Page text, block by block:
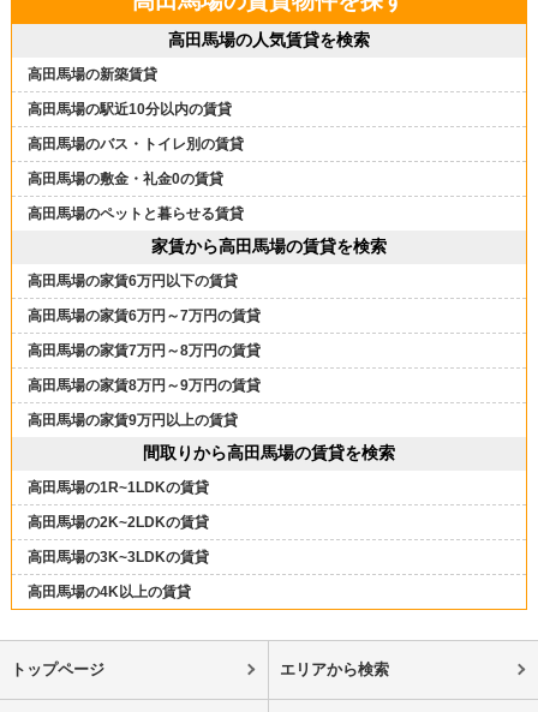
高田馬場の人気賃貸を検索
高田馬場の新築賃貸
高田馬場の駅近10分以内の賃貸
高田馬場のバス・トイレ別の賃貸
高田馬場の敷金・礼金0の賃貸
高田馬場のペットと暮らせる賃貸
家賃から高田馬場の賃貸を検索
高田馬場の家賃6万円以下の賃貸
高田馬場の家賃6万円～7万円の賃貸
高田馬場の家賃7万円～8万円の賃貸
高田馬場の家賃8万円～9万円の賃貸
高田馬場の家賃9万円以上の賃貸
間取りから高田馬場の賃貸を検索
高田馬場の1R~1LDKの賃貸
高田馬場の2K~2LDKの賃貸
高田馬場の3K~3LDKの賃貸
高田馬場の4K以上の賃貸
トップページ エリアから検索